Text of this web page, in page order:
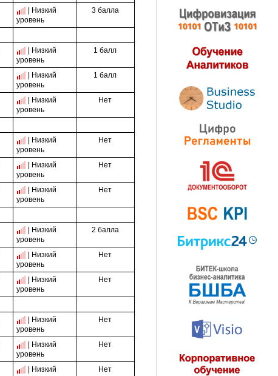
| Низкий
уровень
3 балла
| Низкий
уровень
1 балл
| Низкий
уровень
1 балл
| Низкий
уровень
Нет
| Низкий
уровень
Нет
| Низкий
уровень
Нет
| Низкий
уровень
Нет
| Низкий
уровень
2 балла
| Низкий
уровень
Нет
| Низкий
уровень
Нет
| Низкий
уровень
Нет
| Низкий
уровень
Нет
| Низкий
Нет